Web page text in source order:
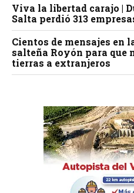
Viva la libertad carajo |
Salta perdió 313
Cientos de mensajes en
salteña Royón para que
tierras a extranjeros